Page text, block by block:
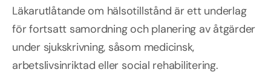
Läkarutlåtande om hälsotillstånd är ett underlag
för fortsatt samordning och planering av åtgärder
under sjukskrivning, såsom medicinsk,
arbetslivsinriktad eller social rehabilitering.